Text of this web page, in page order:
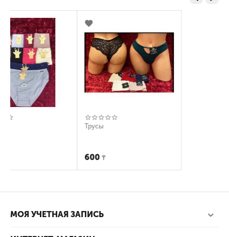
МОЯ УЧЕТНАЯ ЗАПИСЬ